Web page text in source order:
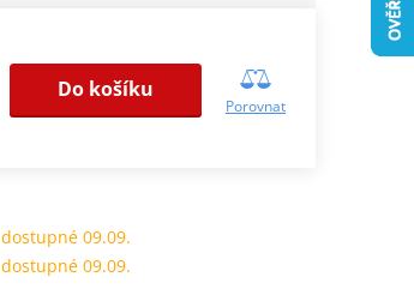
Do košíku
Porovnat
dostupné 09.09.
dostupné 09.09.